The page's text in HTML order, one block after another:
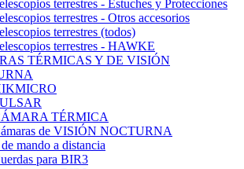
terrestres - Estuches y Protecciones
terrestres - Otros accesorios
terrestres (todos)
terrestres - HAWKE
TÉRMICAS Y DE VISIÓN
TÉRMICA
de VISIÓN NOCTURNA
mando a distancia
para BIR3